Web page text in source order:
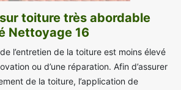
toiture très abordable
Nettoyage 16
l’entretien de la toiture est moins élevé
ou d’une réparation. Afin d’assurer
de la toiture, l’application de